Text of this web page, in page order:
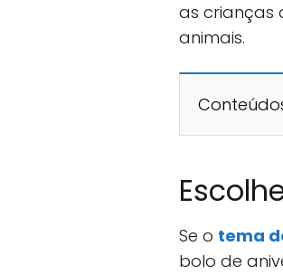
as crianças
animais.
Se o tema
bolo de